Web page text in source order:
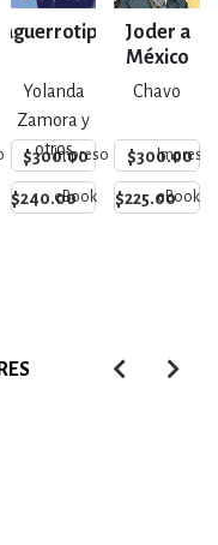
$300.00
$240.00
Yolanda
Zamora y
otrosImpreso $300.00
eBook $225.00
Joder a
México
Chavo
Impreso
eBook